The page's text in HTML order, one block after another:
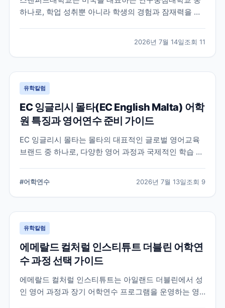
하나로, 학업 성취뿐 아니라 학생의 경험과 잠재력을 종
확인이 필요한 정보를 함께 정리했습니다.
2026년 7월 14일조회 11
유학칼럼
EC 잉글리시 몰타(EC English Malta) 어학
원 특징과 영어연수 준비 가이드
EC 잉글리시 몰타는 몰타의 대표적인 글로벌 영어교육
브랜드 중 하나로, 다양한 영어 과정과 국제적인 학습 환
습니다.
#어학연수 2026년 7월 13일조회 9
유학칼럼
에메랄드 컬처럴 인스티튜트 더블린 어학연
수 과정 선택 가이드
에메랄드 컬처럴 인스티튜트는 아일랜드 더블린에서 성
인 영어 과정과 장기 어학연수 프로그램을 운영하는 영